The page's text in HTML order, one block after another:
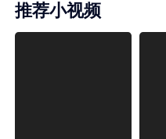
推荐小视频